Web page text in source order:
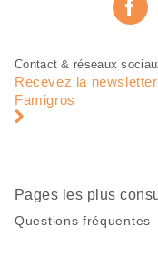
Pied
page
Navigation
pied
Contact & réseaux
Recevez la newsletter
Famigros
Pages les plus
Questions fréquentes